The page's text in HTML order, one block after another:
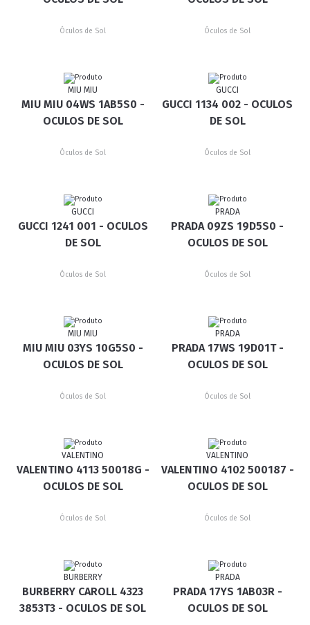
Óculos de Sol Óculos de Sol
MIU MIU
MIU MIU 04WS 1AB5S0 -
OCULOS DE SOL
Óculos de Sol
GUCCI
GUCCI 1134 002 - OCULOS
DE SOL
Óculos de Sol
GUCCI
GUCCI 1241 001 - OCULOS
DE SOL
Óculos de Sol
PRADA
PRADA 09ZS 19D5S0 -
OCULOS DE SOL
Óculos de Sol
MIU MIU
MIU MIU 03YS 10G5S0 -
OCULOS DE SOL
Óculos de Sol
PRADA
PRADA 17WS 19D01T -
OCULOS DE SOL
Óculos de Sol
VALENTINO
VALENTINO 4113 50018G -
OCULOS DE SOL
Óculos de Sol
VALENTINO
VALENTINO 4102 500187 -
OCULOS DE SOL
Óculos de Sol
BURBERRY
BURBERRY CAROLL 4323
3853T3 - OCULOS DE SOL
PRADA
PRADA 17YS 1AB03R -
OCULOS DE SOL